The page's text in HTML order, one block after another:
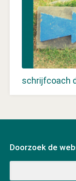
schrijfcoach
Doorzoek de